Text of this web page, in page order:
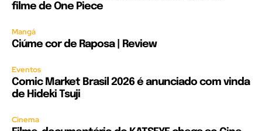
filme de One Piece
Mangá
Ciúme cor de Raposa | Review
Eventos
Comic Market Brasil 2026 é anunciado com vinda
de Hideki Tsuji
Cinema